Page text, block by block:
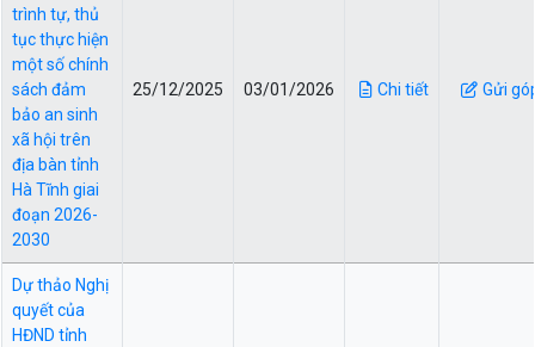
trình tự, thủ
tục thực hiện
một số chính
sách đảm
bảo an sinh
xã hội trên
địa bàn tỉnh
Hà Tĩnh giai
đoạn 2026-
2030
25/12/2025 03/01/2026 Chi tiết Gửi
Dự thảo Nghị
quyết của
HĐND tỉnh